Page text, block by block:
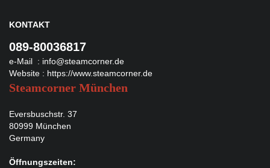
KONTAKT
089-80036817
e-Mail : info@steamcorner.de
Website : https://www.steamcorner.de
Steamcorner München
Eversbuschstr. 37
80999 München
Germany
Öffnungszeiten: